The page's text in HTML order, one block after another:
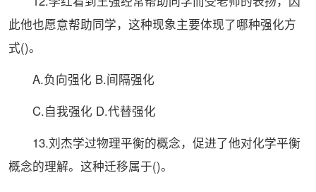
此他也愿意帮助同学，这种现象主要体现了哪种强化方
式()。
A.负向强化 B.间隔强化
C.自我强化 D.代替强化
13.刘杰学过物理平衡的概念，促进了他对化学平衡
概念的理解。这种迁移属于()。